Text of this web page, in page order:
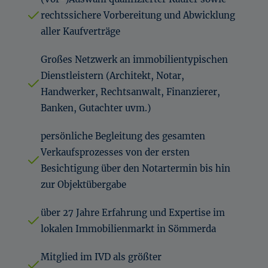
rechtssichere Vorbereitung und Abwicklung
aller Kaufverträge
Großes Netzwerk an immobilientypischen
Dienstleistern (Architekt, Notar,
Handwerker, Rechtsanwalt, Finanzierer,
Banken, Gutachter uvm.)
persönliche Begleitung des gesamten
Verkaufsprozesses von der ersten
Besichtigung über den Notartermin bis hin
zur Objektübergabe
über 27 Jahre Erfahrung und Expertise im
lokalen Immobilienmarkt in Sömmerda
Mitglied im IVD als größter